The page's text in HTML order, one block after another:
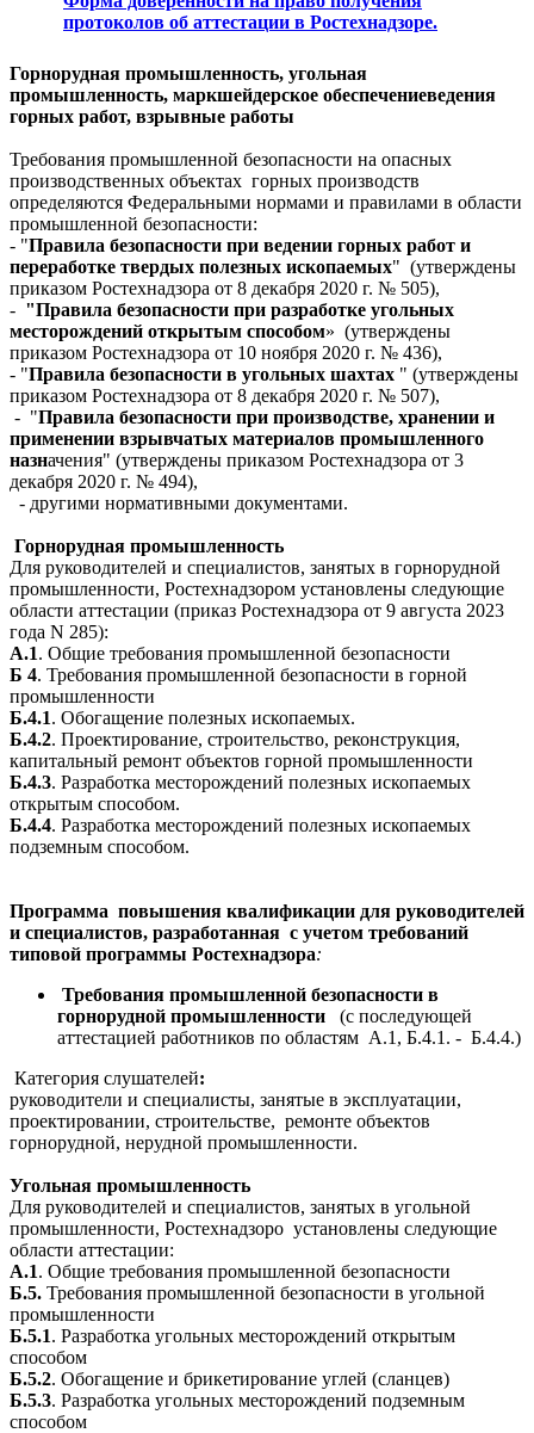
протоколов об аттестации в Ростехнадзоре.
Горнорудная промышленность, угольная
промышленность, маркшейдерское обеспечениеведения
горных работ, взрывные работы
Требования промышленной безопасности на опасных
производственных объектах горных производств
определяются Федеральными нормами и правилами в области
промышленной безопасности:
- "Правила безопасности при ведении горных работ и
переработке твердых полезных ископаемых" (утверждены
приказом Ростехнадзора от 8 декабря 2020 г. № 505),
- "Правила безопасности при разработке угольных
месторождений открытым способом» (утверждены
приказом Ростехнадзора от 10 ноября 2020 г. № 436),
- "Правила безопасности в угольных шахтах " (утверждены
приказом Ростехнадзора от 8 декабря 2020 г. № 507),
- "Правила безопасности при производстве, хранении и
применении взрывчатых материалов промышленного
назначения" (утверждены приказом Ростехнадзора от 3
декабря 2020 г. № 494),
- другими нормативными документами.
Горнорудная промышленность
Для руководителей и специалистов, занятых в горнорудной
промышленности, Ростехнадзором установлены следующие
области аттестации (приказ Ростехнадзора от 9 августа 2023
года N 285):
А.1. Общие требования промышленной безопасности
Б 4. Требования промышленной безопасности в горной
промышленности
Б.4.1. Обогащение полезных ископаемых.
Б.4.2. Проектирование, строительство, реконструкция,
капитальный ремонт объектов горной промышленности
Б.4.3. Разработка месторождений полезных ископаемых
открытым способом.
Б.4.4. Разработка месторождений полезных ископаемых
подземным способом.
Программа повышения квалификации для руководителей
и специалистов, разработанная с учетом требований
типовой программы Ростехнадзора:
Требования промышленной безопасности в
горнорудной промышленности
(с последующей
аттестацией работников по областям А.1, Б.4.1. - Б.4.4.)
Категория слушателей:
руководители и специалисты, занятые в эксплуатации,
проектировании, строительстве, ремонте объектов
горнорудной, нерудной промышленности.
Угольная промышленность
Для руководителей и специалистов, занятых в угольной
промышленности, Ростехнадзоро установлены следующие
области аттестации:
А.1. Общие требования промышленной безопасности
Б.5. Требования промышленной безопасности в угольной
промышленности
Б.5.1. Разработка угольных месторождений открытым
способом
Б.5.2. Обогащение и брикетирование углей (сланцев)
Б.5.3. Разработка угольных месторождений подземным
способом